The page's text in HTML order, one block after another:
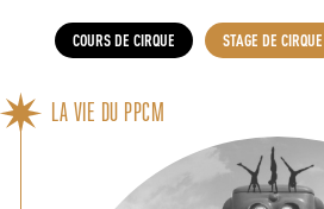
COURS DE CIRQUE STAGE DE CIRQUE
LA VIE DU PPCM